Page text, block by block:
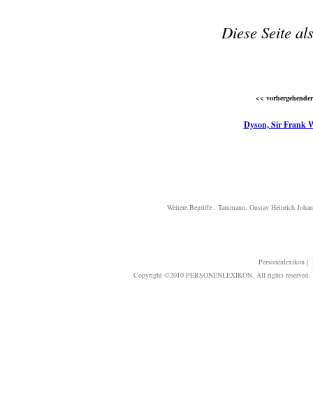
Diese Seite
<<
Dyson, Sir Frank
Weitere Begriffe : Tammann, Gustav Heinrich
Personenlexikon|
Copyright ©2010 PERSONENLEXIKON. All rights